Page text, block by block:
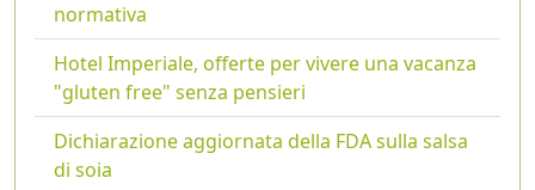
normativa
Hotel Imperiale, offerte per vivere una vacanza
"gluten free" senza pensieri
Dichiarazione aggiornata della FDA sulla salsa
di soia